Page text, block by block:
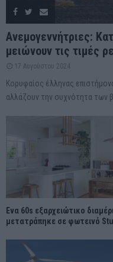
Ανεμογεννήτριες:
μειώνουν τις τιμές
17 Αυγούστου 2024
Κορυφαίος έλληνας
αλλάζουν την συχνότητα των
Ένα 60s εξαρχειώτικο
μετατράπηκε σε φωτεινό